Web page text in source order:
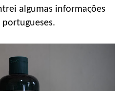
algumas informações
portugueses.